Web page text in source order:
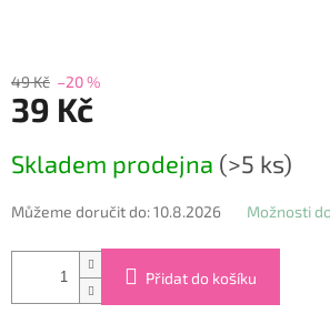
49 Kč –20 %
39 Kč
cena:
Skladem prodejna (>5 ks)
Můžeme doručit do:10.8.2026 Možnosti
Přidat do košíku